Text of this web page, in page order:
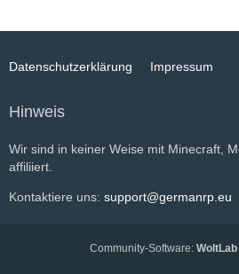
Datenschutzerklärung Impressum
Hinweis
Wir sind in keiner Weise mit Minecraft,
affiliiert.
Kontaktiere uns: support@germanrp.eu
Community-Software: